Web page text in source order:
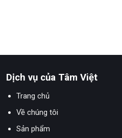
Dịch vụ của Tâm Việt
Trang chủ
Về chúng tôi
Sản phẩm